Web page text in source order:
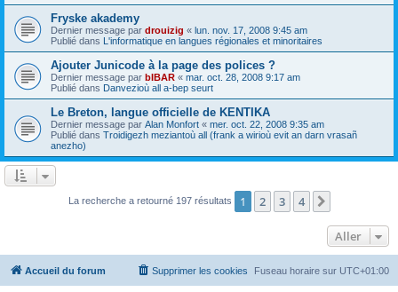
Fryske akademy
Dernier message par drouizig « lun. nov. 17, 2008 9:45 am
Publié dans L'informatique en langues régionales et minoritaires
Ajouter Junicode à la page des polices ?
Dernier message par bIBAR « mar. oct. 28, 2008 9:17 am
Publié dans Danvezioù all a-bep seurt
Le Breton, langue officielle de KENTIKA
Dernier message par Alan Monfort « mer. oct. 22, 2008 9:35 am
Publié dans Troidigezh meziantoù all (frank a wirioù evit an darn vrasañ
anezho)
La recherche a retourné 197 résultats 1 2 3 4
Aller
Accueil du forum Fuseau horaire sur UTC+01:00
Supprimer les cookies